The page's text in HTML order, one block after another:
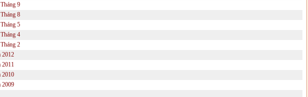
Tháng 9
Tháng 8
Tháng 5
Tháng 4
Tháng 2
2012
2011
2010
2009